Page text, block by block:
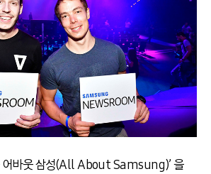
어바웃 삼성(All About Samsung)’ 을